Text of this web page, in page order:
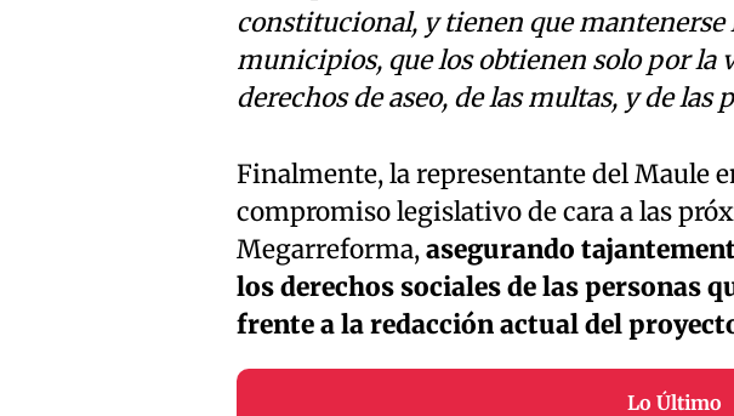
constitucional, y tienen que mantenerse
municipios, que los obtienen solo por la
derechos de aseo, de las multas, y de las
Finalmente, la representante del Maule
compromiso legislativo de cara a las
Megarreforma,asegurando
los derechos sociales de las personas
frente a la redacción actual del
Lo Último